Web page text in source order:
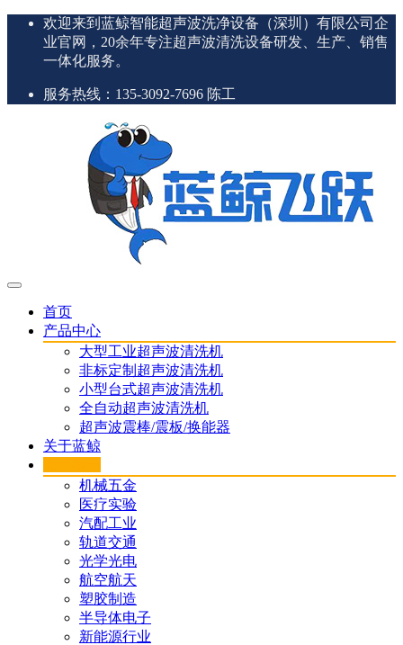
欢迎来到蓝鲸智能超声波洗净设备（深圳）有限公司企
业官网，20余年专注超声波清洗设备研发、生产、销售
一体化服务。
服务热线：135-3092-7696 陈工
首页
产品中心
大型工业超声波清洗机
非标定制超声波清洗机
小型台式超声波清洗机
全自动超声波清洗机
超声波震棒/震板/换能器
关于蓝鲸
机械五金
医疗实验
汽配工业
轨道交通
光学光电
航空航天
塑胶制造
半导体电子
新能源行业